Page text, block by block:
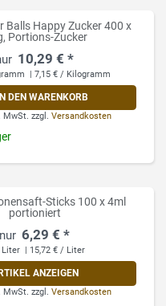
Balls Happy Zucker 400 x
Portions-Zucker
10,29 € *
| 7,15 € / Kilogramm
DEN WARENKORB
MwSt. zzgl. Versandkosten
Sticks 100 x 4ml
portioniert
6,29 € *
Liter | 15,72 € / Liter
ANZEIGEN
MwSt. zzgl. Versandkosten